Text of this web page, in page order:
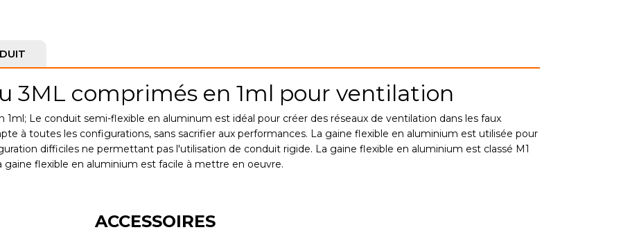
3ML comprimés en 1ml pour ventilation
Le conduit semi-flexible en aluminum est idéal pour créer des réseaux de ventilation dans les faux
à toutes les configurations, sans sacrifier aux performances. La gaine flexible en aluminium est utilisée pour
difficiles ne permettant pas l'utilisation de conduit rigide. La gaine flexible en aluminium est classé M1
flexible en aluminium est facile à mettre en oeuvre.
ACCESSOIRES